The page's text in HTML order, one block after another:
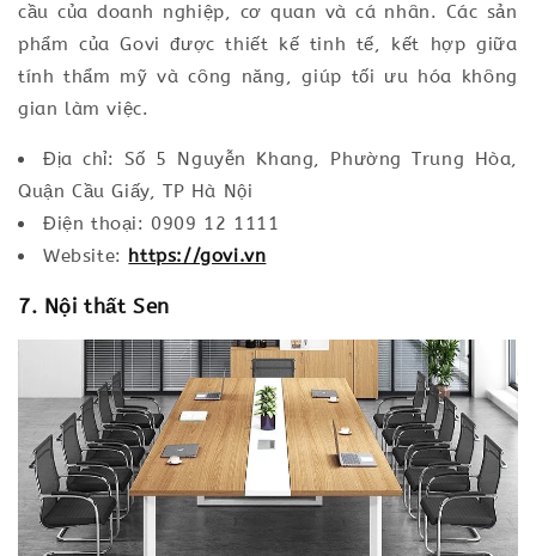
cầu của doanh nghiệp, cơ quan và cá nhân. Các sản
phẩm của Govi được thiết kế tinh tế, kết hợp giữa
tính thẩm mỹ và công năng, giúp tối ưu hóa không
gian làm việc.
Địa chỉ: Số 5 Nguyễn Khang, Phường Trung Hòa,
Quận Cầu Giấy, TP Hà Nội
Điện thoại: 0909 12 1111
Website: https://govi.vn
7. Nội thất Sen